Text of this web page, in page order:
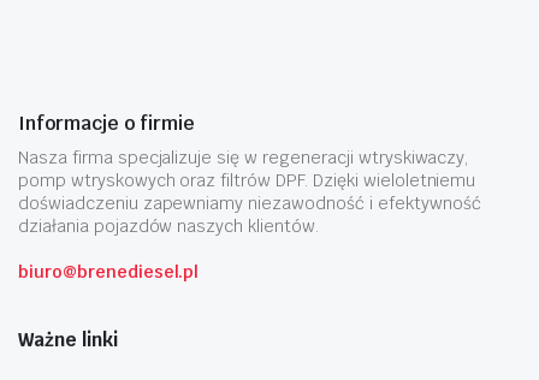
Informacje o firmie
Nasza firma specjalizuje się w regeneracji wtryskiwaczy,
pomp wtryskowych oraz filtrów DPF. Dzięki wieloletniemu
doświadczeniu zapewniamy niezawodność i efektywność
działania pojazdów naszych klientów.
biuro@brenediesel.pl
Ważne linki